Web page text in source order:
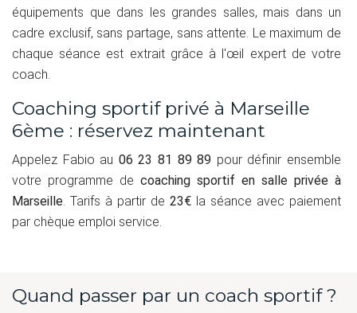
équipements que dans les grandes salles, mais dans un
cadre exclusif, sans partage, sans attente. Le maximum de
chaque séance est extrait grâce à l'œil expert de votre
coach.
Coaching sportif privé à Marseille
6ème : réservez maintenant
Appelez Fabio au 06 23 81 89 89 pour définir ensemble
votre programme de coaching sportif en salle privée à
Marseille. Tarifs à partir de 23€ la séance avec paiement
par chèque emploi service.
Quand passer par un coach sportif ?